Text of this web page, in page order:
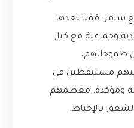
سامر. قمنا بعدها
وجماعية مع كبار
طموحاتهم،
مستيقظين في
ومؤكدة: معظمهم
بالإحباط.